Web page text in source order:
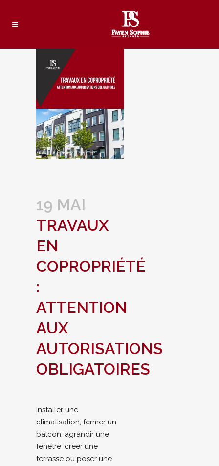
19 MAI
TRAVAUX
EN
COPROPRIÉTÉ
:
ATTENTION
AUX
AUTORISATIONS
OBLIGATOIRES
Installer une
climatisation, fermer un
balcon, agrandir une
fenêtre, créer une
terrasse ou poser une